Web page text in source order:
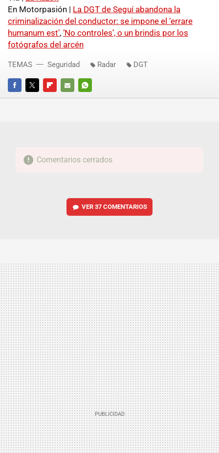
En Motorpasión | La DGT de Seguí abandona la
criminalización del conductor: se impone el ‘errare
humanum est’, ‘No controles’, o un brindis por los
fotógrafos del arcén
FACEBOOKTWITTERFLIPBOARD
E-
WHATSAPP
TEMAS Seguridad Radar DGT
Comentarios cerrados
VER 37 COMENTARIOS